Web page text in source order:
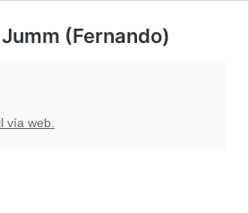
(Fernando)
vía web.